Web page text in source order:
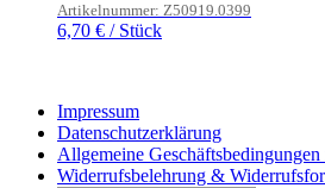
Artikelnummer: Z50919.0399
6,70 € / Stück
Impressum
Datenschutzerklärung
Allgemeine
Widerrufsbelehrung &